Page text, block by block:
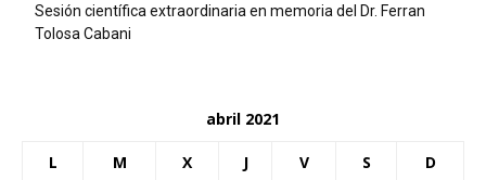
Sesión científica extraordinaria en memoria del Dr. Ferran
Tolosa Cabani
abril 2021
L M X J V S D